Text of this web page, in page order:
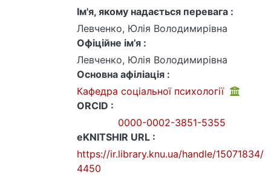
Ім'я, якому надається перевага :
Левченко, Юлія Володимирівна
Офіційне ім’я :
Левченко, Юлія Володимирівна
Основна афіліація :
Кафедра соціальної психології
ORCID :
0000-0002-3851-5355
eKNITSHIR URL :
https://ir.library.knu.ua/handle/15071834/
4450